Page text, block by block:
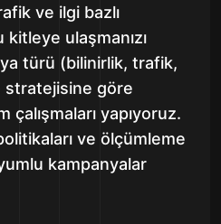
ve ilgi bazlı
ulaşmanızı
türü (bilinirlik, trafik,
göre
yapıyoruz.
ve ölçümleme
kampanyalar